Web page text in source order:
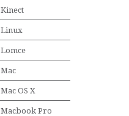
Kinect
Linux
Lomce
Mac
Mac OS X
Macbook Pro